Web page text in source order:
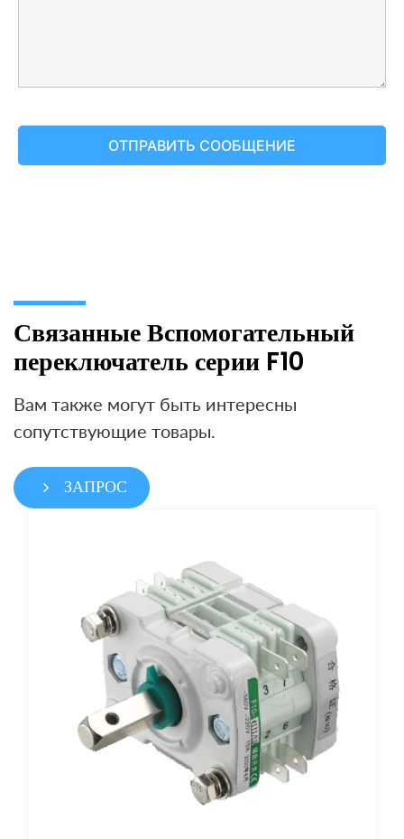
Связанные Вспомогательный
переключатель серии F10
Вам также могут быть интересны
сопутствующие товары.
ЗАПРОС